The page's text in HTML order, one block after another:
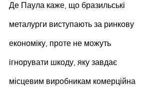
Де Паула каже, що бразильські
металурги виступають за ринкову
економіку, проте не можуть
ігнорувати шкоду, яку завдає
місцевим виробникам комерційна